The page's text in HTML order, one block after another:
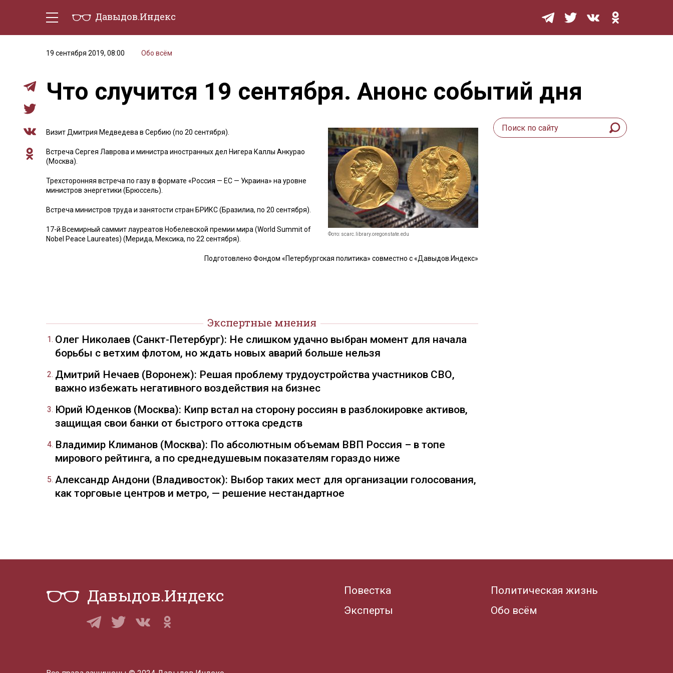
Давыдов.Индекс
19 сентября 2019, 08:00
Обо всём
Что случится 19 сентября. Анонс событий дня
Фото: scarc.library.oregonstate.edu
Визит Дмитрия Медведева в Сербию (по 20 сентября).
Встреча Сергея Лаврова и министра иностранных дел Нигера Каллы Анкурао
(Москва).
Трехсторонняя встреча по газу в формате «Россия — ЕС — Украина» на уровне
министров энергетики (Брюссель).
Встреча министров труда и занятости стран БРИКС (Бразилиа, по 20 сентября).
17-й Всемирный саммит лауреатов Нобелевской премии мира (World Summit of
Nobel Peace Laureates) (Мерида, Мексика, по 22 сентября).
Подготовлено Фондом «Петербургская политика» совместно с «Давыдов.Индекс»
Экспертные мнения
Олег Николаев (Санкт-Петербург): Не слишком удачно выбран момент для начала
борьбы с ветхим флотом, но ждать новых аварий больше нельзя
Дмитрий Нечаев (Воронеж): Решая проблему трудоустройства участников СВО,
важно избежать негативного воздействия на бизнес
Юрий Юденков (Москва): Кипр встал на сторону россиян в разблокировке активов,
защищая свои банки от быстрого оттока средств
Владимир Климанов (Москва): По абсолютным объемам ВВП Россия – в топе
мирового рейтинга, а по среднедушевым показателям гораздо ниже
Александр Андони (Владивосток): Выбор таких мест для организации голосования,
как торговые центров и метро, — решение нестандартное
Давыдов.Индекс
Повестка
Эксперты
Политическая жизнь
Обо всём